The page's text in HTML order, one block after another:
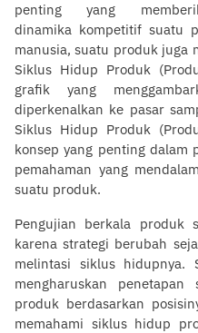
penting yang
dinamika kompetitif suatu
manusia, suatu produk juga
Siklus Hidup Produk
grafik yang
diperkenalkan ke pasar
Siklus Hidup Produk
konsep yang penting dalam
pemahaman yang
suatu produk.
Pengujian berkala produk
karena strategi berubah
melintasi siklus hidupnya.
mengharuskan
produk berdasarkan
memahami siklus hidup